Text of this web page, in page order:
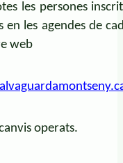
les persones
en les agendes de
web
operats.